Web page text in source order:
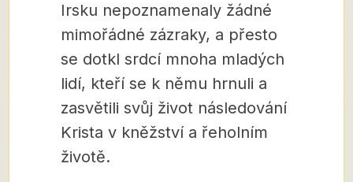
Irsku nepoznamenaly žádné
mimořádné zázraky, a přesto
se dotkl srdcí mnoha mladých
lidí, kteří se k němu hrnuli a
zasvětili svůj život následování
Krista v kněžství a řeholním
životě.